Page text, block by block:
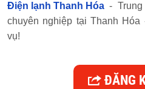
Điện lạnh Thanh Hóa -
chuyên nghiệp tại Thanh
vụ!
ĐĂNG